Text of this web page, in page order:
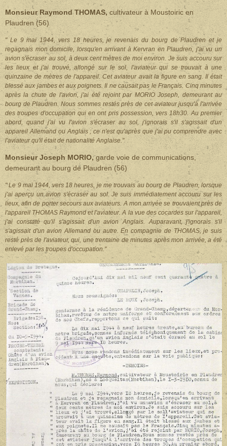
Monsieur Raymond THOMAS,cultivateur à Moustoiric en
Plaudren (56)
" Le 9 mai 1944, vers 18 heures, je revenais du bourg de Plaudren et je
regagnais mon domicile, lorsqu'en arrivant à Kervran en Plaudren, j'ai vu un
avion s'écraser au sol, à deux cent mètres de moi environ. Je suis accouru sur
les lieux et j'ai trouvé, allongé sur le sol, l'aviateur qui se trouvait à une
quinzaine de mètres de l'appareil. Cet aviateur avait la figure en sang. Il était
blessé aux jambes et aux poignets. Il ne causait pas le Français. Cinq minutes
après la chute de l'avion, j'ai été rejoint par MORIO Joseph, demeurant au
bourg de Plaudren. Nous sommes restés près de cet aviateur jusqu'à l'arrivée
des troupes d'occupation qui en ont pris possession, vers 18h30. Au premier
abord, quand j'ai vu l'avion s'écraser au sol, j'ignorais s'il s'agissait d'un
appareil Allemand ou Anglais ; ce n'est qu'après que j'ai pu comprendre avec
l'aviateur qu'il était de nationalité Anglaise."
Monsieur Joseph MORIO,garde voie de communications,
demeurant au bourg de Plaudren (56)
" Le 9 mai 1944, vers 18 heures, je me trouvais au bourg de Plaudren, lorsque
j'ai aperçu un avion s'écraser au sol. Je suis immédiatement accouru sur les
lieux, afin de porter secours aux aviateurs. A mon arrivée se trouvaient près de
l'appareil THOMAS Raymond et l'aviateur. A la vue des cocardes sur l'appareil,
j'ai constaté qu'il s'agissait d'un avion Anglais. Auparavant, j'ignorais s'il
s'agissait d'un avion Allemand ou autre. En compagnie de THOMAS, je suis
resté près de l'aviateur, qui, une trentaine de minutes après mon arrivée, a été
enlevé par les troupes d'occupation."